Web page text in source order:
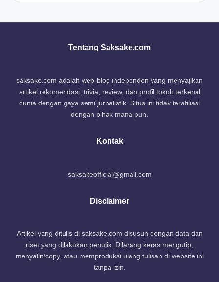
Tentang Saksake.com
saksake.com adalah web-blog independen yang menyajikan
artikel rekomendasi, trivia, review, dan profil tokoh terkenal
dunia dengan gaya semi jurnalistik. Situs ini tidak terafiliasi
dengan pihak mana pun.
Kontak
saksakeofficial@gmail.com
Disclaimer
Artikel yang ditulis di saksake.com disusun dengan data dan
riset yang dilakukan penulis. Dilarang keras mengutip,
menyalin/copy, atau memproduksi ulang tulisan di website ini
tanpa izin.